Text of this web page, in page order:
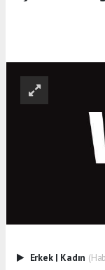
Erkek | Kadın